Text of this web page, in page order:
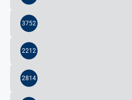
3752
2212
2814